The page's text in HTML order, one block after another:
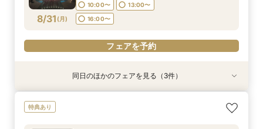
フェアを予約
フェアを予約
フェアを予約
フェアを予約
8/31 (月)
10:00〜
13:00〜
16:00〜
フェアを予約
【30名様以下のシンプルW】和洋3挙式場×少人
【自宅＆スマホでＯＫ】オンライン相談会★まず
結婚式をもっと気軽＆自由に☆会費制パーティー
同日のほかのフェアを見る（3件）
特典あり